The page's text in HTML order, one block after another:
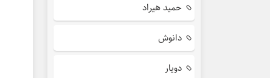
حمید هیراد
دانوش
دویار